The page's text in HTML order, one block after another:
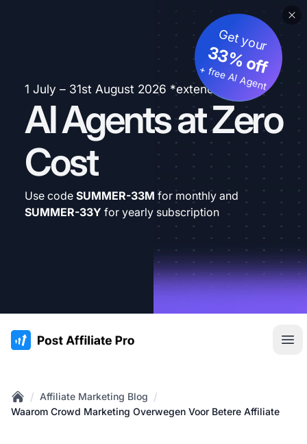
1 July – 31st August 2026 *extended
AI Agents at Zero
Cost
Get your
33% off
+ free AI Agent
Use code SUMMER-33M for monthly and
SUMMER-33Y for yearly subscription
:site.title
Home
/ Affiliate Marketing Blog /
Waarom Crowd Marketing Overwegen Voor Betere Affiliate